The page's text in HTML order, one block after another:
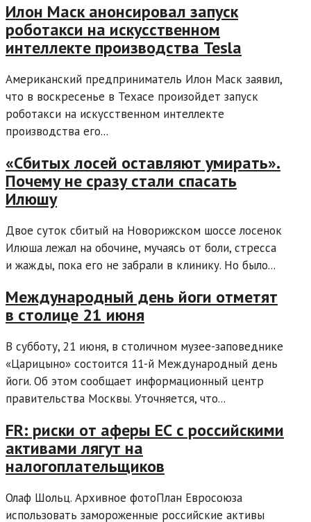
Илон Маск анонсировал запуск
роботакси на искусственном
интеллекте производства Tesla
Американский предприниматель Илон Маск заявил,
что в воскресенье в Техасе произойдет запуск
роботакси на искусственном интеллекте
производства его...
«Сбитых лосей оставляют умирать».
Почему не сразу стали спасать
Илюшу
Двое суток сбитый на Новорижском шоссе лосенок
Илюша лежал на обочине, мучаясь от боли, стресса
и жажды, пока его не забрали в клинику. Но было...
Международный день йоги отметят
в столице 21 июня
В субботу, 21 июня, в столичном музее-заповеднике
«Царицыно» состоится 11-й Международный день
йоги. Об этом сообщает информационный центр
правительства Москвы. Уточняется, что...
FR: риски от аферы ЕС с российскими
активами лягут на
налогоплательщиков
Олаф Шольц. Архивное фотоПлан Евросоюза
использовать замороженные российские активы